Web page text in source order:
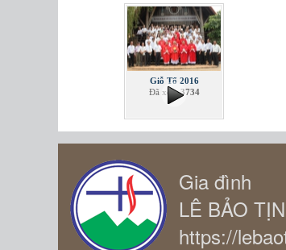
Giỗ Tổ 2016
Đã xem3734
Gia đình
LÊ BẢO
https://